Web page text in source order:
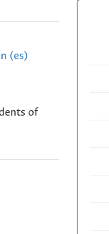
(es)
of